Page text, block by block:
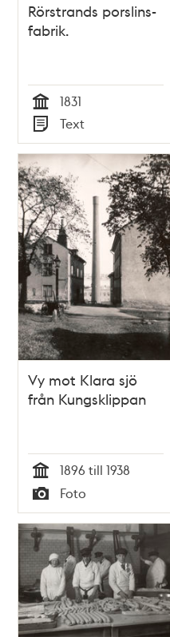
Rörstrands porslins-
fabrik.
Tid
1831
Typ
Text
Vy mot Klara sjö
från Kungsklippan
Tid
1896 till 1938
Typ
Foto